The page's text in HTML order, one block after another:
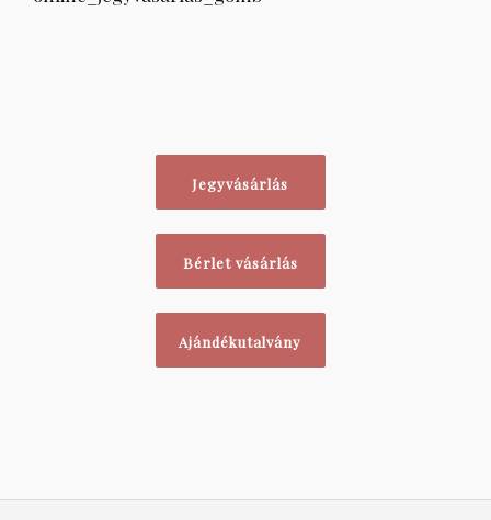
Jegyvásárlás
Bérlet vásárlás
Ajándékutalvány